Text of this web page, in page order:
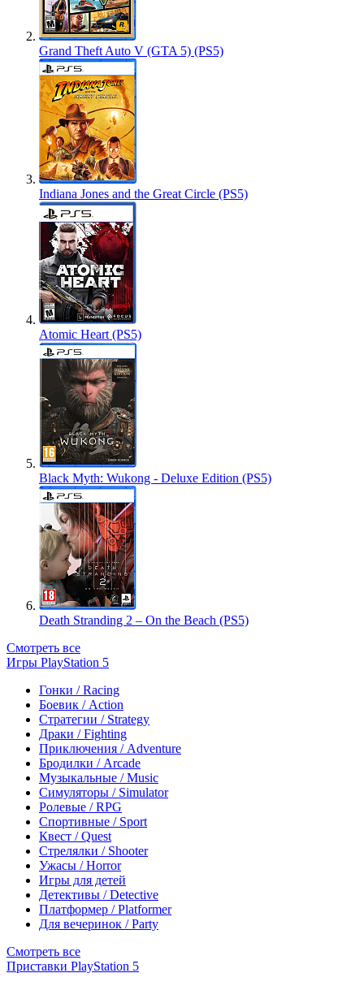
Grand Theft Auto V (GTA 5) (PS5)
Indiana Jones and the Great Circle (PS5)
Atomic Heart (PS5)
Black Myth: Wukong - Deluxe Edition (PS5)
Death Stranding 2 – On the Beach (PS5)
Смотреть все
Игры PlayStation 5
Гонки / Racing
Боевик / Action
Стратегии / Strategy
Драки / Fighting
Приключения / Adventure
Бродилки / Arcade
Музыкальные / Music
Симуляторы / Simulator
Ролевые / RPG
Спортивные / Sport
Квест / Quest
Стрелялки / Shooter
Ужасы / Horror
Игры для детей
Детективы / Detective
Платформер / Platformer
Для вечеринок / Party
Смотреть все
Приставки PlayStation 5